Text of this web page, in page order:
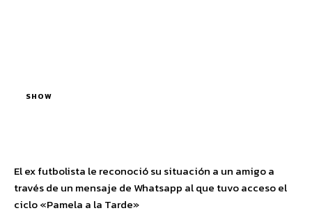
SHOW
El ex futbolista le reconoció su situación a un amigo a
través de un mensaje de Whatsapp al que tuvo acceso el
ciclo «Pamela a la Tarde»